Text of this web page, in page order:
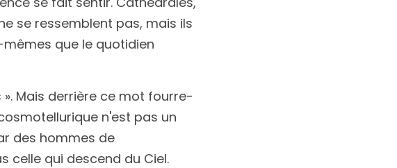
se ressemblent pas, mais ils
que le quotidien
Mais derrière ce mot fourre-
n'est pas un
des hommes de
celle qui descend du Ciel.